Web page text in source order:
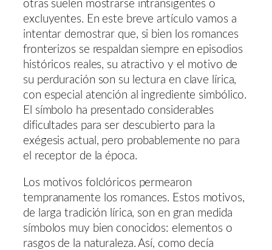
otras suelen mostrarse intransigentes o
excluyentes. En este breve artículo vamos a
intentar demostrar que, si bien los romances
fronterizos se respaldan siempre en episodios
históricos reales, su atractivo y el motivo de
su perduración son su lectura en clave lírica,
con especial atención al ingrediente simbólico.
El símbolo ha presentado considerables
dificultades para ser descubierto para la
exégesis actual, pero probablemente no para
el receptor de la época.
Los motivos folclóricos permearon
tempranamente los romances. Estos motivos,
de larga tradición lírica, son en gran medida
símbolos muy bien conocidos: elementos o
rasgos de la naturaleza. Así, como decía